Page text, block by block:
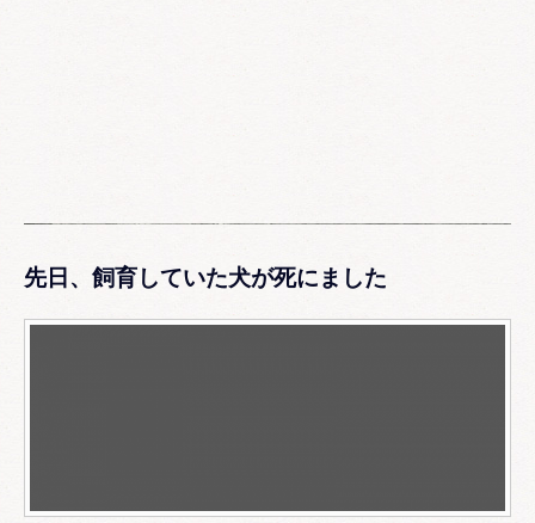
先日、飼育していた犬が死にました